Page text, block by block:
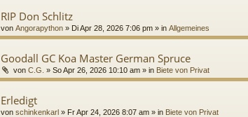
RIP Don Schlitz
von Angorapython » Di Apr 28, 2026 7:06 pm » in Allgemeines
Goodall GC Koa Master German Spruce
vonC.G. »So Apr 26, 2026 10:10 am » in Biete von Privat
Erledigt
von schinkenkarl » Fr Apr 24, 2026 8:07 am » in Biete von Privat